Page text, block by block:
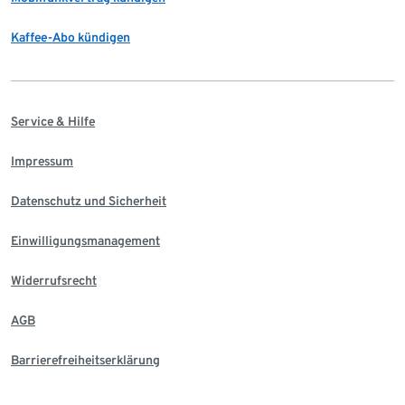
Kaffee-Abo kündigen
Service & Hilfe
Impressum
Datenschutz und Sicherheit
Einwilligungsmanagement
Widerrufsrecht
AGB
Barrierefreiheitserklärung